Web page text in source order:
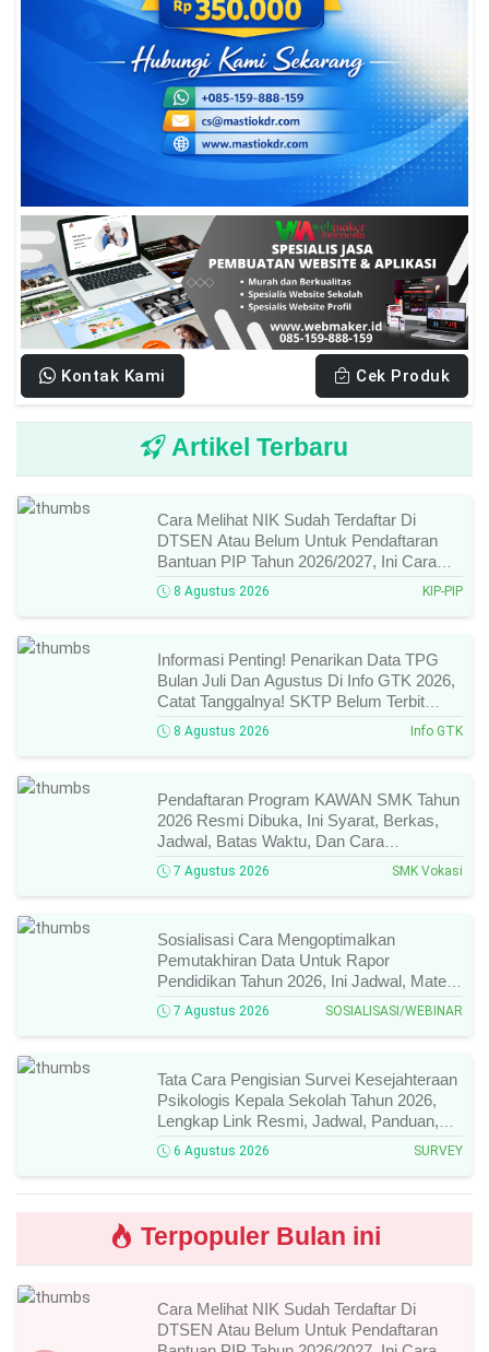
Kontak Kami Cek Produk
Artikel Terbaru
Cara Melihat NIK Sudah Terdaftar Di
DTSEN Atau Belum Untuk Pendaftaran
Bantuan PIP Tahun 2026/2027, Ini Cara
Cek Dan Syarat Perubahan Desil!
8 Agustus 2026 KIP-PIP
Informasi Penting! Penarikan Data TPG
Bulan Juli Dan Agustus Di Info GTK 2026,
Catat Tanggalnya! SKTP Belum Terbit
Januari–Juni, Ini Prosesnya!
8 Agustus 2026 Info GTK
Pendaftaran Program KAWAN SMK Tahun
2026 Resmi Dibuka, Ini Syarat, Berkas,
Jadwal, Batas Waktu, Dan Cara
Pendaftarannya!
7 Agustus 2026 SMK Vokasi
Sosialisasi Cara Mengoptimalkan
Pemutakhiran Data Untuk Rapor
Pendidikan Tahun 2026, Ini Jadwal, Materi,
Narasumber, Dan Link Mengikutinya!
7 Agustus 2026 SOSIALISASI/WEBINAR
Tata Cara Pengisian Survei Kesejahteraan
Psikologis Kepala Sekolah Tahun 2026,
Lengkap Link Resmi, Jadwal, Panduan,
Dan Hal Yang Wajib Diperhatikan!
6 Agustus 2026 SURVEY
Terpopuler Bulan ini
Cara Melihat NIK Sudah Terdaftar Di
DTSEN Atau Belum Untuk Pendaftaran